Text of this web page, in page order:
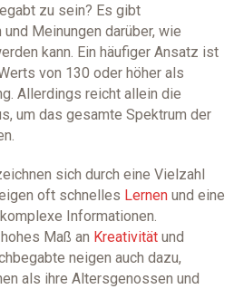
zu sein? Es gibt
Meinungen darüber, wie
kann. Ein häufiger Ansatz ist
von 130 oder höher als
Allerdings reicht allein die
um das gesamte Spektrum der
sich durch eine Vielzahl
oft schnelles Lernenund eine
Informationen.
Maß an Kreativitätund
neigen auch dazu,
als ihre Altersgenossen und